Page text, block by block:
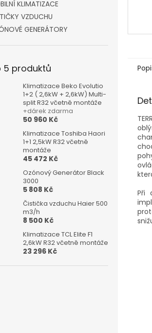
KLIMATIZACE
VZDUCHU
GENERÁTORY
5 produktů
Klimatizace Beko Evolutio
1+2 ( 2,6kW + 2,6kW) Multi-
split R32 včetně montáže
+dárek zdarma
50 960 Kč
Klimatizace Toshiba Haori
1+1 2,5kW R32 včetně
montáže
45 472 Kč
Ozónový Generátor Black
3000
5 808 Kč
Čistička vzduchu Haier 500
m3/h
8 500 Kč
Klimatizace TCL Elite F1
2,6kW R32 včetně montáže
23 296 Kč
Při